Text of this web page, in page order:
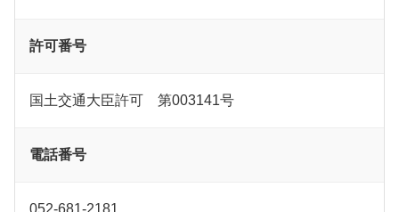
許可番号
国土交通大臣許可 第003141号
電話番号
052-681-2181